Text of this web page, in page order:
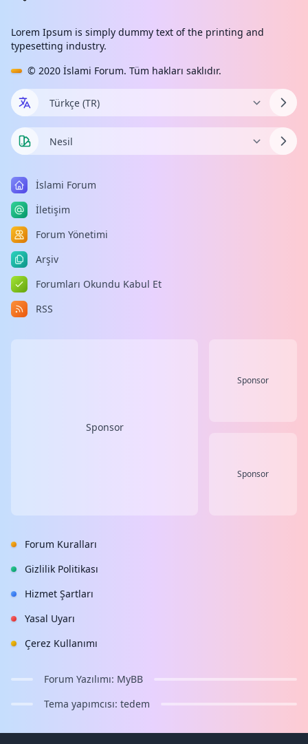
Lorem Ipsum is simply dummy text of the printing and
typesetting industry.
© 2020 İslami Forum. Tüm hakları saklıdır.
İslami Forum
İletişim
Forum Yönetimi
Arşiv
Forumları Okundu Kabul Et
RSS
Sponsor
Sponsor
Sponsor
Forum Kuralları
Gizlilik Politikası
Hizmet Şartları
Yasal Uyarı
Çerez Kullanımı
Forum Yazılımı: MyBB
Tema yapımcısı: tedem